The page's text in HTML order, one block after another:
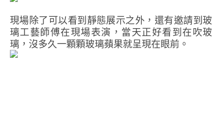
現場除了可以看到靜態展示之外，還有邀請到玻
璃工藝師傅在現場表演，當天正好看到在吹玻
璃，沒多久一顆顆玻璃蘋果就呈現在眼前。